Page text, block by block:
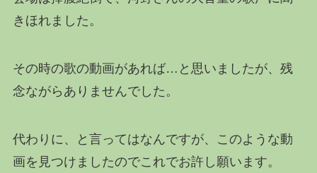
きほれました。
その時の歌の動画があれば…と思いましたが、残
念ながらありませんでした。
代わりに、と言ってはなんですが、このような動
画を見つけましたのでこれでお許し願います。